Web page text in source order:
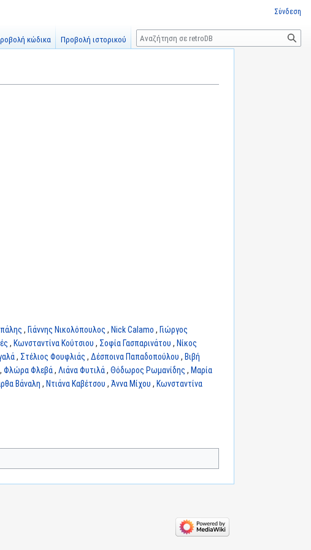
, Γιάννης Νικολόπουλος , Nick Calamo , Γιώργος
, Κωνσταντίνα Κούτσιου , Σοφία Γασπαρινάτου , Νίκος
, Στέλιος Φουφλιάς , Δέσποινα Παπαδοπούλου , Βιβή
, Φλώρα Φλεβά, Λιάνα Φυτιλά, Θόδωρος Ρωμανίδης , Μαρία
Βάναλη , Ντιάνα Καβέτσου , Άννα Μίχου , Κωνσταντίνα
Σύνδεση
κώδικα Προβολή ιστορικού
Αναζήτηση